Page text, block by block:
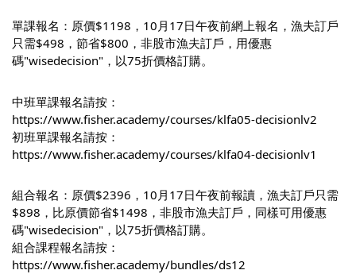
單課報名：原價$1198，10月17日午夜前網上報名，漁夫訂戶
只需$498，節省$800，非股市漁夫訂戶，用優惠
碼"wisedecision"，以75折價格訂購。
中班單課報名請按：
https://www.fisher.academy/courses/klfa05-decisionlv2
初班單課報名請按：
https://www.fisher.academy/courses/klfa04-decisionlv1
組合報名：原價$2396，10月17日午夜前報讀，漁夫訂戶只需
$898，比原價節省$1498，非股市漁夫訂戶，同樣可用優惠
碼"wisedecision"，以75折價格訂購。
組合課程報名請按：
https://www.fisher.academy/bundles/ds12